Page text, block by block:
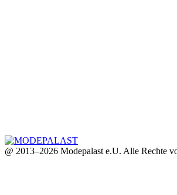
@ 2013–2026 Modepalast e.U. Alle Rechte